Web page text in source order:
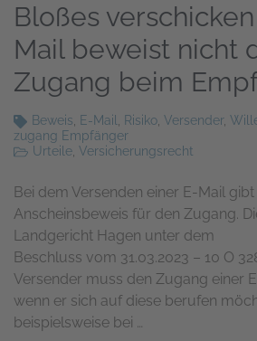
Bloßes
Mail beweist nicht
Zugang beim
Beweis E-Mail Risiko Versender,
zugang Empfänger
Urteile Versicherungsrecht
Bei dem Versenden einer E-Mail gibt
Anscheinsbeweis für den Zugang.
Landgericht Hagen unter dem
Beschluss vom 31.03.2023 – 10 O
Versender muss den Zugang einer
wenn er sich auf diese berufen
beispielsweise bei …